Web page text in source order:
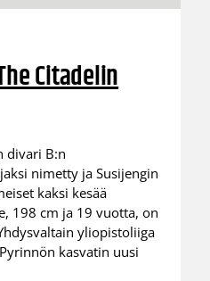
Citadelin
divari B:n
nimetty ja Susijengin
kaksi kesää
198 cm ja 19 vuotta, on
yliopistoliiga
kasvatin uusi